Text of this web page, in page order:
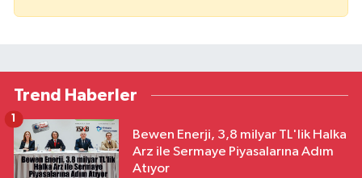
Trend Haberler
Bewen Enerji, 3,8 milyar TL'lik Halka
Arz ile Sermaye Piyasalarına Adım
Atıyor
1